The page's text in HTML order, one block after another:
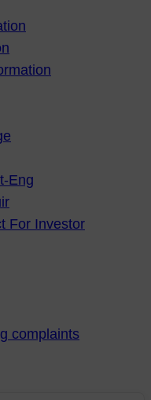
Eng
For Investor
complaints